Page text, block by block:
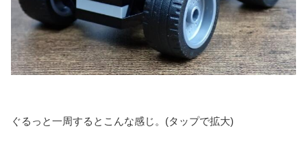
ぐるっと一周するとこんな感じ。(タップで拡大)